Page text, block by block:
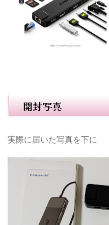
開封写真
実際に届いた写真を下に